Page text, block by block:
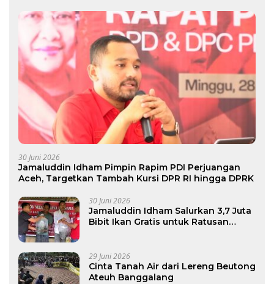
30 Juni 2026
Jamaluddin Idham Pimpin Rapim PDI Perjuangan
Aceh, Targetkan Tambah Kursi DPR RI hingga DPRK
30 Juni 2026
Jamaluddin Idham Salurkan 3,7 Juta
Bibit Ikan Gratis untuk Ratusan
29 Juni 2026
Cinta Tanah Air dari Lereng Beutong
Ateuh Banggalang